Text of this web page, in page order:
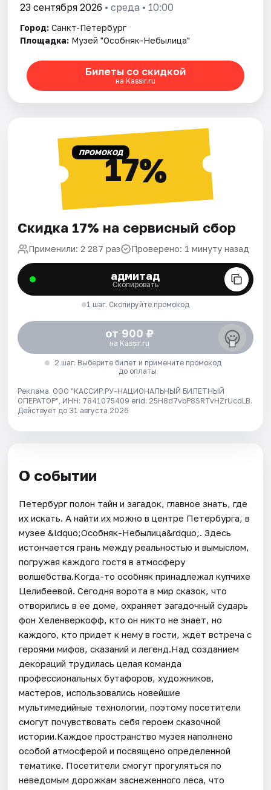
23 сентября 2026 • среда • 10:00
Город: Санкт-Петербург
Площадка: Музей "Особняк-Небылица"
Билеты со скидкой
на Kassir.ru
ПРОМОКОД17%
Скидка 17% на сервисный сбор
Применили: 2 287 раз Проверено: 1 минуту назад
адмитад
Скопировать
1 шаг. Скопируйте промокод
от 900 ₽
на Kassir.ru
2 шаг. Выберите билет и примените промокод
до оплаты
Реклама. ООО "КАССИР.РУ-НАЦИОНАЛЬНЫЙ БИЛЕТНЫЙ
ОПЕРАТОР", ИНН: 7841075409 erid: 25H8d7vbP8SRTvHZrUcdLB.
Действует до 31 августа 2026
О событии
Петербург полон тайн и загадок, главное знать, где
их искать. А найти их можно в центре Петербурга, в
музее &ldquo;Особняк-Небылица&rdquo;. Здесь
истончается грань между реальностью и вымыслом,
погружая каждого гостя в атмосферу
волшебства.Когда-то особняк принадлежал купчихе
Целибеевой. Сегодня ворота в мир сказок, что
отворились в ее доме, охраняет загадочный сударь
фон Хеленверкофф, кто он никто не знает, но
каждого, кто придет к нему в гости, ждет встреча с
героями мифов, сказаний и легенд.Над созданием
декораций трудилась целая команда
профессиональных бутафоров, художников,
мастеров, использовались новейшие
мультимедийные технологии, поэтому посетители
смогут почувствовать себя героем сказочной
истории.Каждое пространство музея наполнено
особой атмосферой и посвящено определенной
тематике. Посетители смогут прогуляться по
неведомым дорожкам заснеженного леса, что